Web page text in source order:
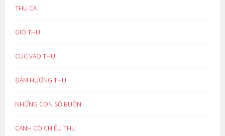
THU CA
GIÓ THU
CÚC VÀO THU
ĐẬM HƯƠNG THU
NHỮNG CON SỐ BUỒN
CÁNH CÒ CHIỀU THU